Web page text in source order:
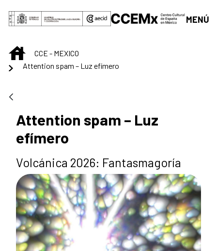
Saltar al contenido principal
MENÚ
INICIOCCE - MEXICO
Attention spam – Luz efímero
Attention spam – Luz
efímero
Volcánica 2026: Fantasmagoría